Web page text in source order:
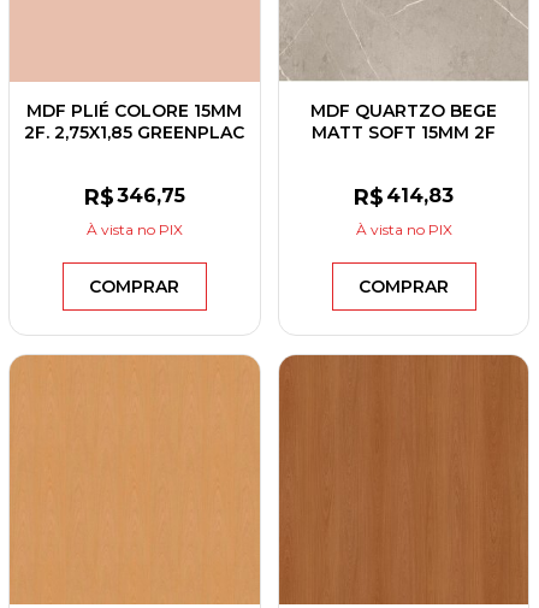
MDF PLIÉ COLORE 15MM
2F. 2,75X1,85 GREENPLAC
R$346,75
À vista no PIX
COMPRAR
MDF QUARTZO BEGE
MATT SOFT 15MM 2F
R$ 414,83
À vista no PIX
COMPRAR